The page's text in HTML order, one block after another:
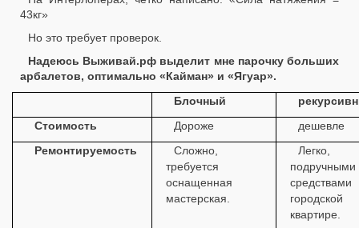
43кг»
Но это требует проверок.
Надеюсь Выживай.рф выделит мне парочку больших
арбалетов, оптимально «Кайман» и «Ягуар».
Блочный
Стоимость
Дороже
дешевле
Ремонтируемость
Сложно,
требуется
оснащенная
мастерская.
Легко,
подручными
городской
квартире.